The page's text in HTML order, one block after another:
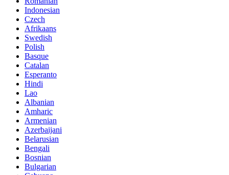
Indonesian
Czech
Afrikaans
Swedish
Polish
Basque
Catalan
Esperanto
Hindi
Lao
Albanian
Amharic
Armenian
Azerbaijani
Belarusian
Bengali
Bosnian
Bulgarian